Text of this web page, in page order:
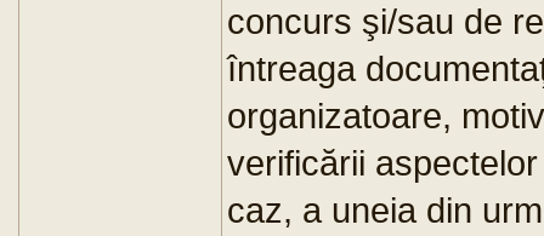
concurs şi/sau de
întreaga
organizatoare,
verificării
caz, a uneia din